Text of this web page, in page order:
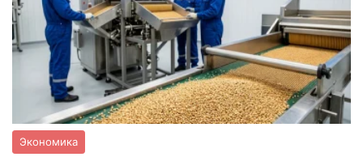
Экономика